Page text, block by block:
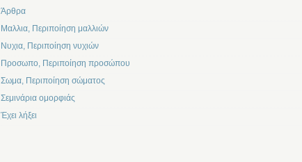
Άρθρα
Μαλλια, Περιποίηση μαλλιών
Νυχια, Περιποίηση νυχιών
Προσωπο, Περιποίηση προσώπου
Σωμα, Περιποίηση σώματος
Σεμινάρια ομορφιάς
Έχει λήξει